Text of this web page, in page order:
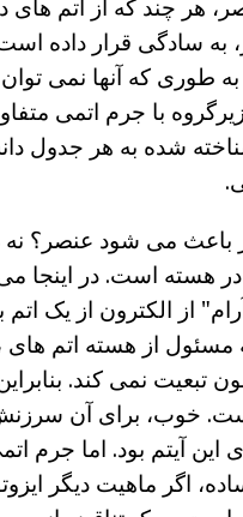
هر چند که از اتم های
به سادگی قرار
به طوری که آنها نمی
با جرم اتمی
شده به هر جدول
باعث می شود عنصر؟
در هسته است. در
از الکترون از یک اتم
از هسته اتم های ،
تبعیت نمی کند.
خوب، برای آن
این آیتم بود. اما
اگر ماهیت دیگر